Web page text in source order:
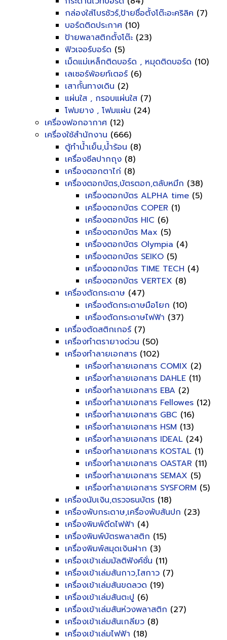
กล่องใส่โบรชัวร์,ป้ายชื่อตั้งโต๊ะอะคริลิค (7)
บอร์ดติดประกาศ (10)
ป้ายพลาสติกตั้งโต๊ะ (23)
ฟิวเจอร์บอร์ด (5)
เม็ดแม่เหล็กติดบอร์ด , หมุดติดบอร์ด (10)
เลเซอร์พ้อยท์เตอร์ (6)
เสากั้นทางเดิน (2)
แผ่นใส , กรอบแผ่นใส (7)
โฟมยาง , โฟมแผ่น (24)
เครื่องฟอกอากาศ (12)
เครื่องใช้สำนักงาน (666)
ตู้ทำน้ำเย็น,น้ำร้อน (8)
เครื่องซีลปากถุง (8)
เครื่องตอกตาไก่ (8)
เครื่องตอกบัตร,บัตรตอก,ตลับหมึก (38)
เครื่องตอกบัตร ALPHA time (5)
เครื่องตอกบัตร COPER (1)
เครื่องตอกบัตร HIC (6)
เครื่องตอกบัตร Max (5)
เครื่องตอกบัตร Olympia (4)
เครื่องตอกบัตร SEIKO (5)
เครื่องตอกบัตร TIME TECH (4)
เครื่องตอกบัตร VERTEX (8)
เครื่องตัดกระดาษ (47)
เครื่องตัดกระดาษมือโยก (10)
เครื่องตัดกระดาษไฟฟ้า (37)
เครื่องตัดสติกเกอร์ (7)
เครื่องทำตรายางด่วน (50)
เครื่องทำลายเอกสาร (102)
เครื่องทำลายเอกสาร COMIX (2)
เครื่องทำลายเอกสาร DAHLE (11)
เครื่องทำลายเอกสาร EBA (2)
เครื่องทำลายเอกสาร Fellowes (12)
เครื่องทำลายเอกสาร GBC (16)
เครื่องทำลายเอกสาร HSM (13)
เครื่องทำลายเอกสาร IDEAL (24)
เครื่องทำลายเอกสาร KOSTAL (1)
เครื่องทำลายเอกสาร OASTAR (11)
เครื่องทำลายเอกสาร SEMAX (5)
เครื่องทำลายเอกสาร SYSFORM (5)
เครื่องนับเงิน,ตรวจธนบัตร (18)
เครื่องพับกระดาษ,เครื่องพับสันปก (23)
เครื่องพิมพ์ดีดไฟฟ้า (4)
เครื่องพิมพ์บัตรพลาสติก (15)
เครื่องพิมพ์สมุดเงินฝาก (3)
เครื่องเข้าเล่มมัลติฟังค์ชั่น (11)
เครื่องเข้าเล่มสันกาว,ไสกาว (7)
เครื่องเข้าเล่มสันขดลวด (19)
เครื่องเข้าเล่มสันตะปู (6)
เครื่องเข้าเล่มสันห่วงพลาสติก (27)
เครื่องเข้าเล่มสันเกลียว (8)
เครื่องเข้าเล่มไฟฟ้า (18)